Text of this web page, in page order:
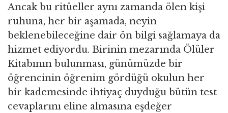
Ancak bu ritüeller aynı zamanda ölen kişi
ruhuna, her bir aşamada, neyin
beklenebileceğine dair ön bilgi sağlamaya da
hizmet ediyordu. Birinin mezarında Ölüler
Kitabının bulunması, günümüzde bir
öğrencinin öğrenim gördüğü okulun her
bir kademesinde ihtiyaç duyduğu bütün test
cevaplarını eline almasına eşdeğer